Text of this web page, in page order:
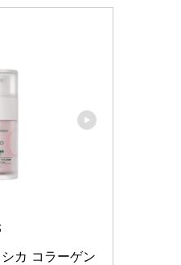
カ コラーゲン